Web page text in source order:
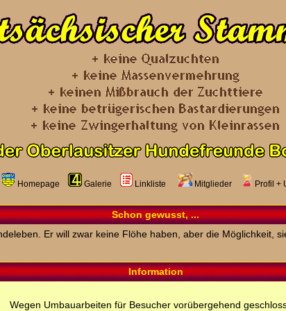
Homepage Galerie Linkliste Mitglieder Profil +
Schon gewusst, ...
Er will zwar keine Flöhe haben, aber die Möglichkeit,
Information
Wegen Umbauarbeiten für Besucher vorübergehend